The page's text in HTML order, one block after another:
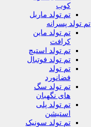
کوب
تم تولد ماربل
تم تولد پسرانه
تم تولد ماین
کرافت
تم تولد استیچ
تم تولد فوتبال
تم تولد
فضانورد
تم تولد سگ
های نگهبان
تم تولد پلی
استیشن
تم تولد سونیک